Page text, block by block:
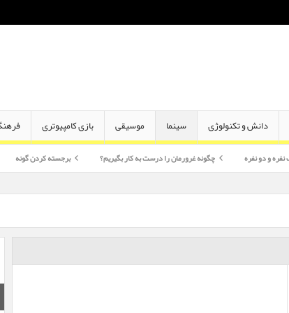
دانش و تکنولوژی سینما موسیقی بازی کامپیوتری
چگونه غرورمان را درست به کار بگیریم؟ برجسته کردن گونه اختلاف